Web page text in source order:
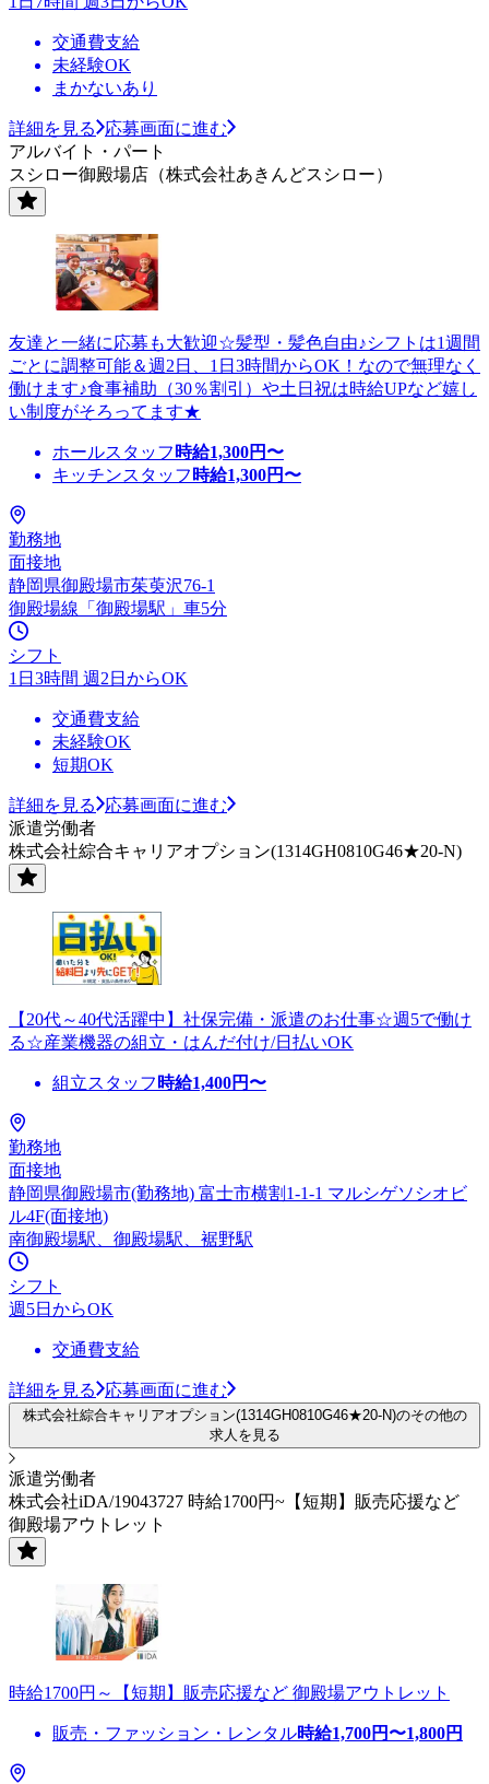
交通費支給
未経験OK
まかないあり
詳細を見る
応募画面に進む
アルバイト・パート
スシロー御殿場店（株式会社あきんどスシロー）
友達と一緒に応募も大歓迎☆髪型・髪色自由♪シフトは1週間
ごとに調整可能＆週2日、1日3時間からOK！なので無理なく
働けます♪食事補助（30％割引）や土日祝は時給UPなど嬉し
い制度がそろってます★
ホールスタッフ 時給1,300円〜
キッチンスタッフ 時給1,300円〜
勤務地
面接地
静岡県御殿場市茱萸沢76-1
御殿場線「御殿場駅」車5分
シフト
1日3時間 週2日からOK
交通費支給
未経験OK
短期OK
詳細を見る
応募画面に進む
派遣労働者
株式会社綜合キャリアオプション(1314GH0810G46★20-N)
【20代～40代活躍中】社保完備・派遣のお仕事☆週5で働け
る☆産業機器の組立・はんだ付け/日払いOK
組立スタッフ 時給1,400円〜
勤務地
面接地
静岡県御殿場市(勤務地) 富士市横割1-1-1 マルシゲソシオビ
ル4F(面接地)
南御殿場駅、御殿場駅、裾野駅
シフト
週5日からOK
交通費支給
詳細を見る 応募画面に進む
株式会社綜合キャリアオプション(1314GH0810G46★20-N)のその他の
求人を見る
派遣労働者
株式会社iDA/19043727 時給1700円~【短期】販売応援など
御殿場アウトレット
時給1700円～【短期】販売応援など 御殿場アウトレット
販売・ファッション・レンタル時給1,700円〜1,800円